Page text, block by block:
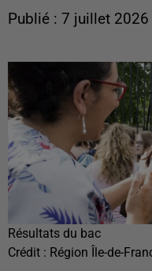
Publié : 7 juillet
Résultats du bac
Crédit : Région Île-de-